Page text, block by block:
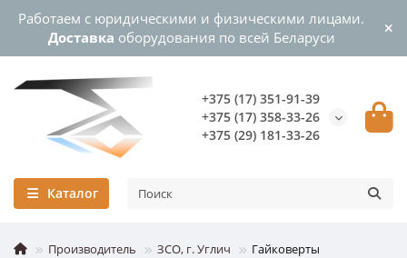
Работаем с юридическими и физическими лицами.
Доставка оборудования по всей Беларуси
+375 (17) 351-91-39
+375 (17) 358-33-26
+375 (29) 181-33-26
Каталог
Производитель ЗСО, г. Углич Гайковерты